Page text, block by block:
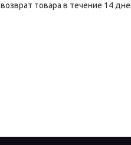
возврат товара в течение 14